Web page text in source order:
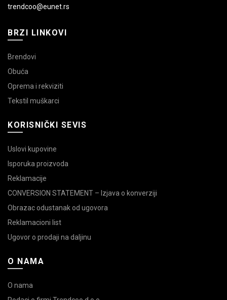
trendcoo@eunet.rs
BRZI LINKOVI
Brendovi
Obuća
Oprema i rekviziti
Tekstil muškarci
KORISNIČKI SEVIS
Uslovi kupovine
Isporuka proizvoda
Reklamacije
CONVERSION STATEMENT – Izjava o konverziji
Obrazac odustanak od ugovora
Reklamacioni list
Ugovor o prodaji na daljinu
O NAMA
O nama